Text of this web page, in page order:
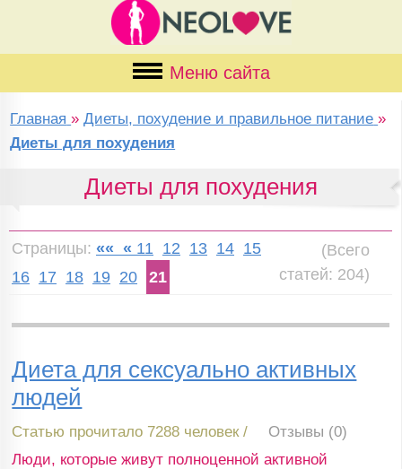
Меню сайта
Главная »Диеты, похудение и правильное питание »
Диеты для похудения
Диеты для похудения
Страницы: «« « 11 12 13 14 15
16 17 18 19 20 21
(Всего
статей: 204)
Диета для сексуально активных
людей
Статью прочитало 7288 человек /
Отзывы (0)
Люди, которые живут полноценной активной